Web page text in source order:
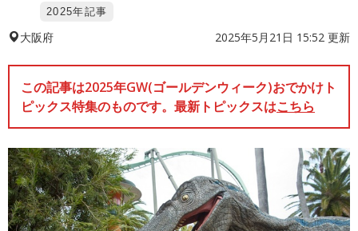
2025年記事
大阪府 2025年5月21日 15:52 更新
この記事は2025年GW(ゴールデンウィーク)おでかけト
ピックス特集のものです。最新トピックスはこちら